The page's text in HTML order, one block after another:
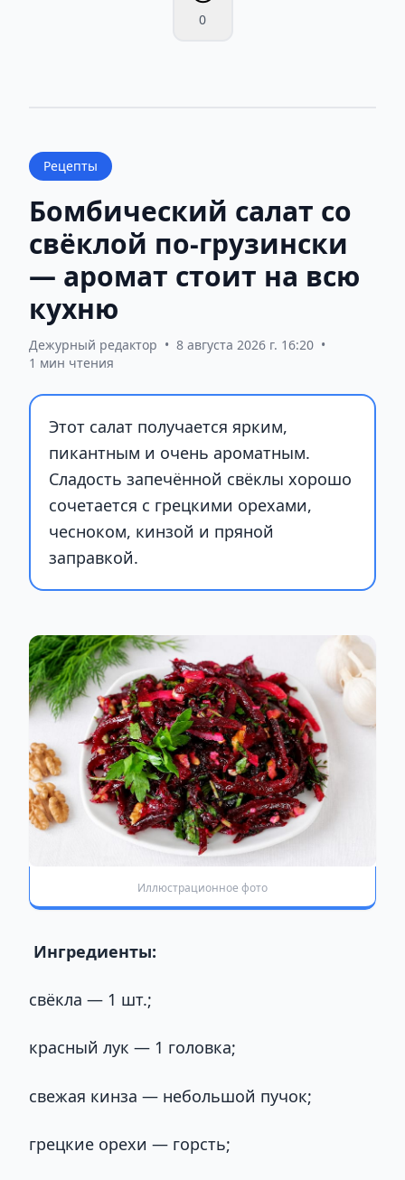
0
Рецепты
Бомбический салат со
свёклой по-грузински
— аромат стоит на всю
кухню
Дежурный редактор • 8 августа 2026 г. 16:20 •
1 мин чтения
Этот салат получается ярким,
пикантным и очень ароматным.
Сладость запечённой свёклы хорошо
сочетается с грецкими орехами,
чесноком, кинзой и пряной
заправкой.
Иллюстрационное фото
Ингредиенты:
свёкла — 1 шт.;
красный лук — 1 головка;
свежая кинза — небольшой пучок;
грецкие орехи — горсть;